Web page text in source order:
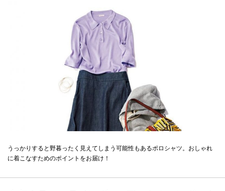
うっかりすると野暮ったく見えてしまう可能性もあるポロシャツ。おしゃれ
に着こなすためのポイントをお届け！